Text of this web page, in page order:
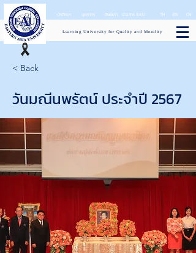
Learning University for Quality and Morality
นักศึกษา บุคลากร ศิษย์เก่า ข่าวสาร EAU TH EN CN
< Back
วันมณีนพรัตน์ ประจำปี 2567